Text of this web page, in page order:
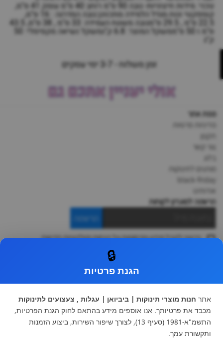
טכני: מידות חיצוניות- גובה 90 ס"מ רוחב 40 ס"מ עומק 41 ס"מ,
קומפקטי ונוח.מגדל הלמידה מתכוונן:גובה המדרגה : 16 ס"מ,
22.5 ס"מ , 29.5 ס"מגובה משטח העמידה: 33 ס"מ , 38 ס"מ, 43.5
ס"מ ו 50 ס"ממשקל המוצר: 6.8 ק"גמשקל נשיאה מקסימלי: 50
זמן משלוח - 3-7 ימי עסקים
אולי יעניין אתכם גם
מפת אתר
צור קשר
מותגים לתינוקות
black-friday
אודותינו
הרשמה למועדון לקוחות
הרשמה
ברצוני לקבל מידע ופרסומות על הנחות וקולקציות חדשות
עגלות וטיולונים
כיסא בטיחות ואביזרים
ריהוט לתינוקות
מצעים למיטת תינוק וטקסטיל
צעצועי ילדים
על גלגלים
הנקה והאכלה
🔒
הגנת פרטיות
אתר חנות מוצרי תינוקות | ביביואן | עגלות , צעצועים לתינוקות
מכבד את פרטיותך. אנו אוספים מידע בהתאם לחוק הגנת הפרטיות,
התשמ"א-1981 (סעיף 13), לצורך שיפור השירות, ביצוע הזמנות
ותקשורת עמך.